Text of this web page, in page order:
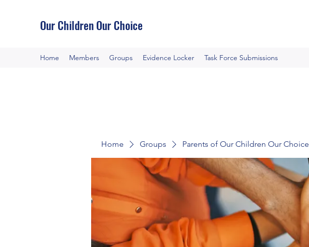
Our Children Our Choice
Home Members Groups Evidence Locker Task Force Submissions
Home Groups Parents of Our Children Our Choice